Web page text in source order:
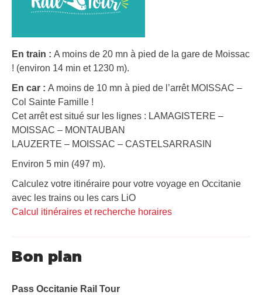
En train : A moins de 20 mn à pied de la gare de Moissac
! (environ 14 min et 1230 m).
En car : A moins de 10 mn à pied de l’arrêt MOISSAC –
Col Sainte Famille !
Cet arrêt est situé sur les lignes : LAMAGISTERE –
MOISSAC – MONTAUBAN
LAUZERTE – MOISSAC – CASTELSARRASIN
Environ 5 min (497 m).
Calculez votre itinéraire pour votre voyage en Occitanie
avec les trains ou les cars LiO
Calcul itinéraires et recherche horaires
Bon plan
Pass Occitanie Rail Tour​